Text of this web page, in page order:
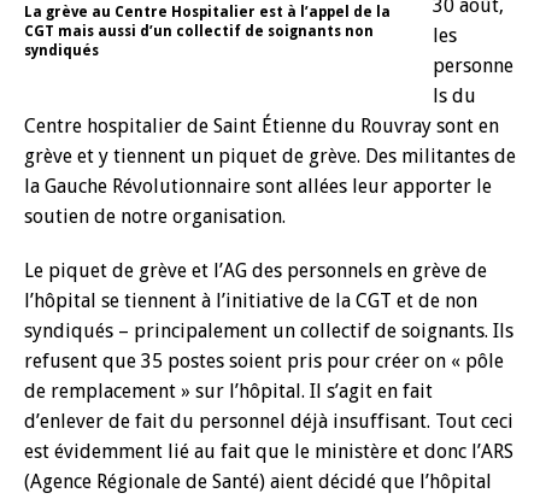
La grève au Centre Hospitalier est à l’appel de la
CGT mais aussi d’un collectif de soignants non
syndiqués
30 août,
les
personne
ls du
Centre hospitalier de Saint Étienne du Rouvray sont en
grève et y tiennent un piquet de grève. Des militantes de
la Gauche Révolutionnaire sont allées leur apporter le
soutien de notre organisation.
Le piquet de grève et l’AG des personnels en grève de
l’hôpital se tiennent à l’initiative de la CGT et de non
syndiqués – principalement un collectif de soignants. Ils
refusent que 35 postes soient pris pour créer on « pôle
de remplacement » sur l’hôpital. Il s’agit en fait
d’enlever de fait du personnel déjà insuffisant. Tout ceci
est évidemment lié au fait que le ministère et donc l’ARS
(Agence Régionale de Santé) aient décidé que l’hôpital